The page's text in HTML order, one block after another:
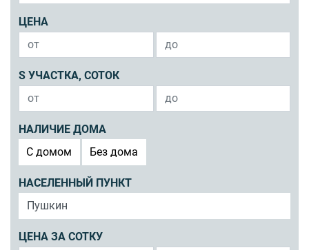
ЦЕНА
S УЧАСТКА, СОТОК
НАЛИЧИЕ ДОМА
C домом
Без дома
НАСЕЛЕННЫЙ ПУНКТ
ЦЕНА ЗА СОТКУ